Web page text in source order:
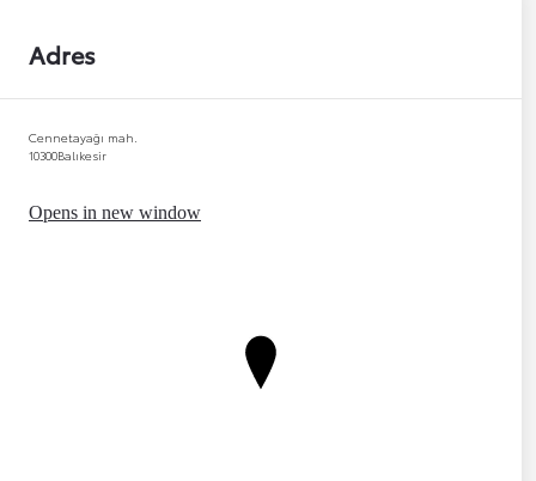
Adres
Cennetayağı mah.
10300Balıkesir
Opens in new window